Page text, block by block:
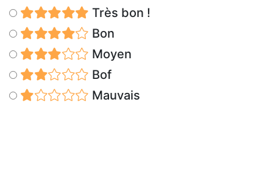
Très bon !
Bon
Moyen
Bof
Mauvais